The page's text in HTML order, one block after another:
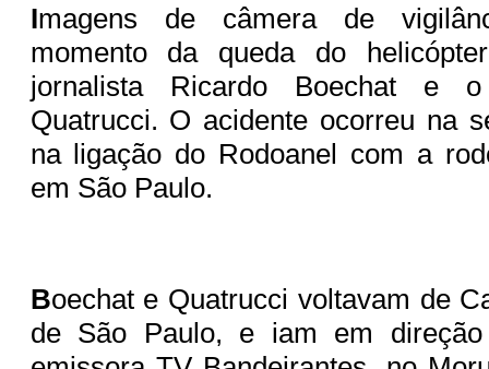
Imagens de câmera de
momento da queda do
jornalista Ricardo Boechat e
Quatrucci. O acidente ocorreu na
na ligação do Rodoanel com a
em São Paulo.
Boechat e Quatrucci voltavam de
de São Paulo, e iam em